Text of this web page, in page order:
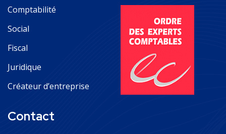
Comptabilité
Social
Fiscal
Juridique
Créateur d’entreprise
Contact